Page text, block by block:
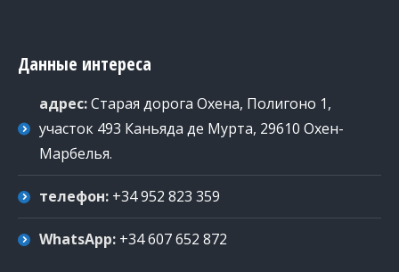
Данные интереса
адрес:Старая дорога Охена, Полигоно 1,
участок 493 Каньяда де Мурта, 29610 Охен-
Марбелья.
телефон: +34 952 823 359
WhatsApp: +34 607 652 872